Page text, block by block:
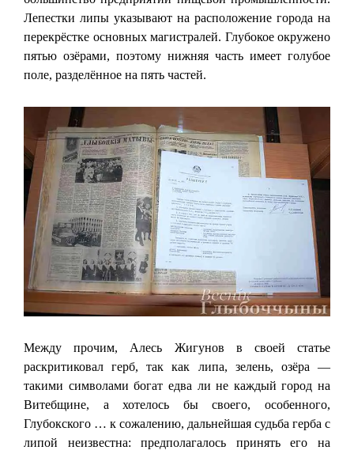
Лепестки липы указывают на расположение города на
перекрёстке основных магистралей. Глубокое окружено
пятью озёрами, поэтому нижняя часть имеет голубое
поле, разделённое на пять частей.
Между прочим, Алесь Жигунов в своей статье
раскритиковал герб, так как липа, зелень, озёра —
такими символами богат едва ли не каждый город на
Витебщине, а хотелось бы своего, особенного,
Глубокского … к сожалению, дальнейшая судьба герба с
липой неизвестна: предполагалось принять его на